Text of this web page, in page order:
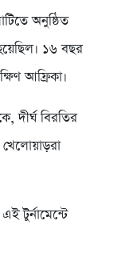
অনুষ্ঠিত
১৬ বছর
আফ্রিকা।
দীর্ঘ বিরতির
টুর্নামেন্টে